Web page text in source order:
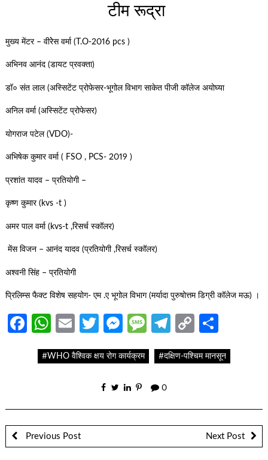
टीम रूद्रा
मुख्य मेंटर – वीरेेस वर्मा (T.O-2016 pcs )
अभिनव आनंद (डायट प्रवक्ता)
डॉ० संत लाल (अस्सिटेंट प्रोफेसर-भूगोल विभाग साकेत पीजी कॉलेज अयोघ्या
अनिल वर्मा (अस्सिटेंट प्रोफेसर)
योगराज पटेल (VDO)-
अभिषेक कुमार वर्मा ( FSO , PCS- 2019 )
प्रशांत यादव – प्रतियोगी –
कृष्ण कुमार (kvs -t )
अमर पाल वर्मा (kvs-t ,रिसर्च स्कॉलर)
मेंस विजन – आनंद यादव (प्रतियोगी ,रिसर्च स्कॉलर)
अश्वनी सिंह – प्रतियोगी
प्रिलिम्स फैक्ट विशेष सहयोग- एम .ए भूगोल विभाग (मर्यादा पुरुषोत्तम डिग्री कॉलेज मऊ) ।
Facebook
WhatsApp
EmailTwitter
Messenger
Message
Telegram
Copy
#WHO वैश्विक क्षय रोग कार्यक्रम #दक्षिण-पश्चिम मानसून
0
Previous Post Next Post